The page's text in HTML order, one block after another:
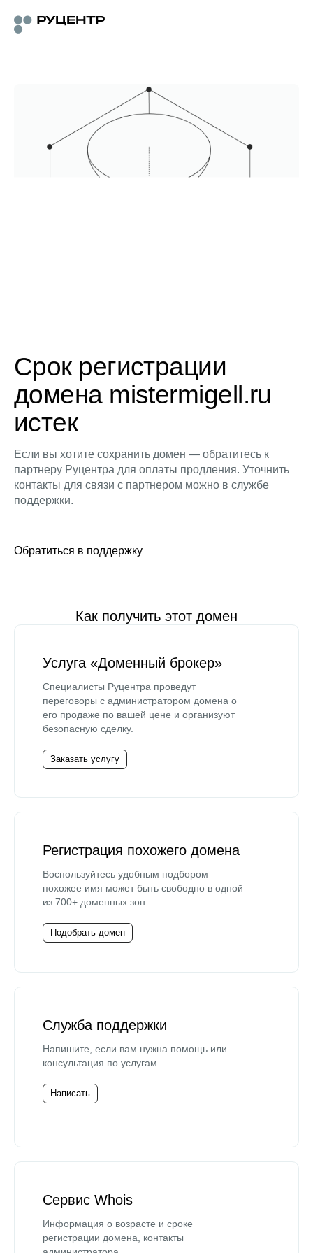
Срок регистрации
домена mistermigell.ru
истек
Если вы хотите сохранить домен — обратитесь к
партнеру Руцентра для оплаты продления. Уточнить
контакты для связи с партнером можно в службе
поддержки.
Обратиться в поддержку
Как получить этот домен
Услуга «Доменный брокер»
Специалисты Руцентра проведут
переговоры с администратором домена о
его продаже по вашей цене и организуют
безопасную сделку.
Заказать услугу
Регистрация похожего домена
Воспользуйтесь удобным подбором —
похожее имя может быть свободно в одной
из 700+ доменных зон.
Подобрать домен
Служба поддержки
Напишите, если вам нужна помощь или
консультация по услугам.
Написать
Сервис Whois
Информация о возрасте и сроке
регистрации домена, контакты